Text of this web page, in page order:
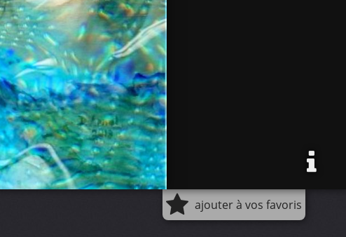
ajouter à vos favoris